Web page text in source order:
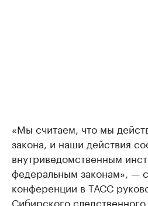
«Мы считаем, что мы
закона, и наши действия
внутриведомственным
федеральным законам», —
конференции в ТАСС
Сибирского